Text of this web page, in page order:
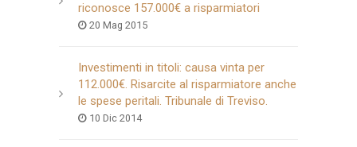
riconosce 157.000€ a risparmiatori
20 Mag 2015
Investimenti in titoli: causa vinta per
112.000€. Risarcite al risparmiatore anche
le spese peritali. Tribunale di Treviso.
10 Dic 2014